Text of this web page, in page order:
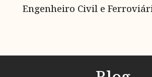
Engenheiro Civil e